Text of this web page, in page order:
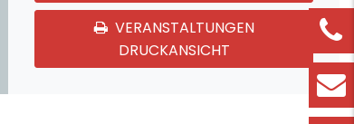
VERANSTALTUNGEN
DRUCKANSICHT